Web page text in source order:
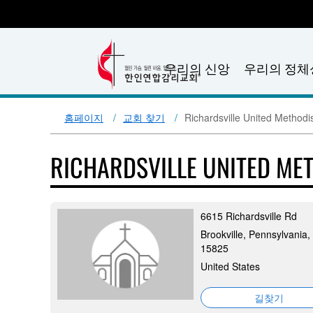
우리의 신앙 우리의 정체
홈페이지 교회 찾기 Richardsville United
RICHARDSVILLE UNITED
6615 Richardsville Rd
Brookville, Pennsylvania,
15825
United States
길찾기